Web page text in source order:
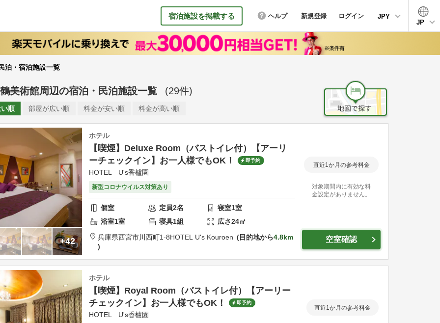
宿泊施設を掲載する ヘルプ 新規登録 ログイン
JPY
JP
泊・宿泊施設一覧
美術館周辺の宿泊・民泊施設一覧 (29件)
順 部屋が広い順 料金が安い順 料金が高い順
+42
ホテル
【喫煙】Deluxe Room（バストイレ付）【アーリ
ーチェックイン】お一人様でもOK！
即予約
HOTEL U's香櫨園
新型コロナウイルス対策あり
個室 定員2名 寝室1室
浴室1室 寝具1組 広さ24㎡
兵庫県西宮市川西町1-8HOTEL U's Kouroen 目的地から4.8km
直近1か月の参考料金
対象期間内に有効な料
金設定がありません。
空室確認
ホテル
【喫煙】Royal Room（バストイレ付）【アーリー
チェックイン】お一人様でもOK！
即予約
HOTEL U's香櫨園
直近1か月の参考料金